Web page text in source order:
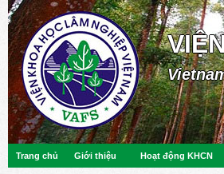
Trang chủ Giới thiệu Hoạt động KHCN